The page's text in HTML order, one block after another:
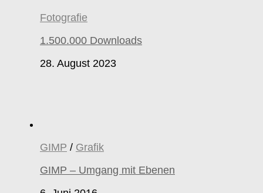
Fotografie
1.500.000 Downloads
28. August 2023
GIMP / Grafik
GIMP – Umgang mit Ebenen